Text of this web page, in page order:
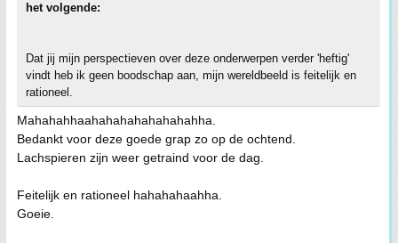
het volgende:
Dat jij mijn perspectieven over deze onderwerpen verder 'heftig'
vindt heb ik geen boodschap aan, mijn wereldbeeld is feitelijk en
rationeel.
Mahahahhaahahahahahahahahha.
Bedankt voor deze goede grap zo op de ochtend.
Lachspieren zijn weer getraind voor de dag.
Feitelijk en rationeel hahahahaahha.
Goeie.